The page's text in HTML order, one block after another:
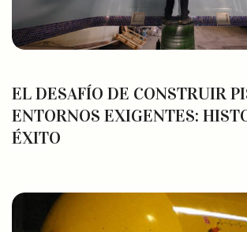
EL DESAFÍO DE CONSTRUIR
ENTORNOS EXIGENTES:
ÉXITO